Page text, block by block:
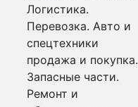
Логистика.
Перевозка. Авто и
спецтехники
продажа и покупка.
Запасные части.
Ремонт и